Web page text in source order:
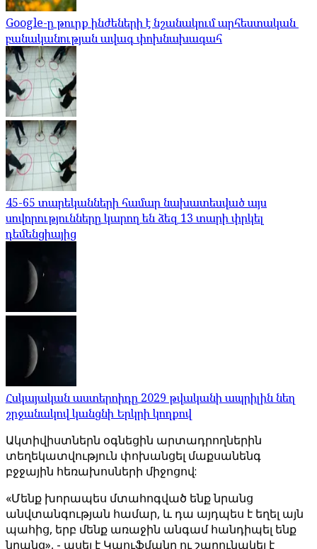
Google-ը թուրք ինժեների է նշանակում արհեստական ​​
բանականության ավագ փոխնախագահ
45-65 տարեկանների համար նախատեսված այս
սովորությունները կարող են ձեզ 13 տարի փրկել
դեմենցիայից
Հսկայական աստերոիդը 2029 թվականի ապրիլին նեղ
շրջանակով կանցնի Երկրի կողքով
Ակտիվիստներն օգնեցին արտադրողներին
տեղեկատվություն փոխանցել մաքսանենգ
բջջային հեռախոսների միջոցով:
«Մենք խորապես մտահոգված ենք նրանց
անվտանգության համար, և դա այդպես է եղել այն
պահից, երբ մենք առաջին անգամ հանդիպել ենք
նրանց», - ասել է Կաուֆմանը ու շարունակել է